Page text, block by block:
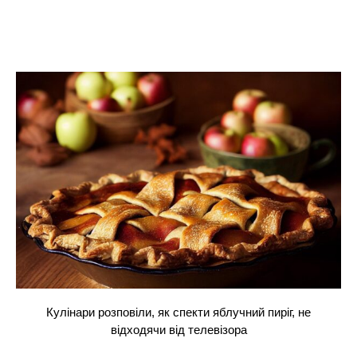
Кулінари розповіли, як спекти яблучний пиріг, не
відходячи від телевізора